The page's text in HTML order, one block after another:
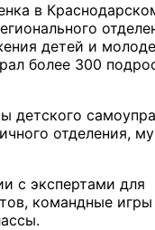
в
детей и
более 300
детского
отделения,
с экспертами для
командные